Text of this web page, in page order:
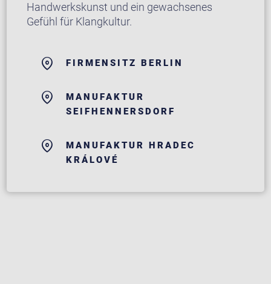
Handwerkskunst und ein gewachsenes
Gefühl für Klangkultur.
FIRMENSITZ BERLIN
MANUFAKTUR
SEIFHENNERSDORF
MANUFAKTUR HRADEC
KRÁLOVÉ